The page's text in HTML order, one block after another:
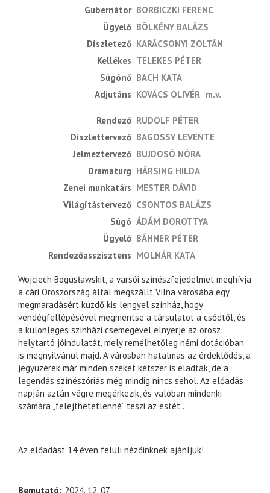
Gubernátor BORBICZKI FERENC
Ügyelő BÖLKÉNY BALÁZS
Díszletező KARÁCSONYI ZOLTÁN
Kellékes TELEKES PÉTER
Súgónő BACH KATA
Adjutáns KOVÁCS OLIVÉR m.v.
rendező RUDOLF PÉTER
díszlettervező BAGOSSY LEVENTE
jelmeztervező BUJDOSÓ NÓRA
dramaturg HÁRSING HILDA
zenei munkatárs MESTER DÁVID
világítástervező CSONTOS BALÁZS
súgó ÁDÁM DOROTTYA
ügyelő BÁHNER PÉTER
rendezőasszisztens MOLNÁR KATA
Wojciech Bogusławskit, a varsói színészfejedelmet meghívja
a cári Oroszország által megszállt Vilna városába egy
megmaradásért küzdő kis lengyel színház, hogy
vendégfellépésével megmentse a társulatot a csődtől, és
a különleges színházi csemegével elnyerje az orosz
helytartó jóindulatát, mely remélhetőleg némi dotációban
is megnyilvánul majd. A városban hatalmas az érdeklődés, a
jegyüzérek már minden széket kétszer is eladtak, de a
legendás színészóriás még mindig nincs sehol. Az előadás
napján aztán végre megérkezik, és valóban mindenki
számára „felejthetetlenné” teszi az estét…
Az előadást 14 éven felüli nézőinknek ajánljuk!
Bemutató 2024. 12. 07.